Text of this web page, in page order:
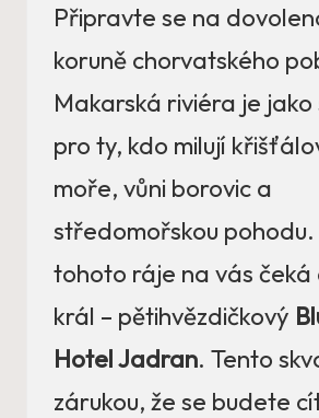
Připravte se na
koruně chorvatského
Makarská riviéra je
pro ty, kdo milují
moře, vůni borovic a
středomořskou pohodu.
tohoto ráje na vás čeká
král – pětihvězdičkový
Hotel Jadran. Tento
zárukou, že se budete